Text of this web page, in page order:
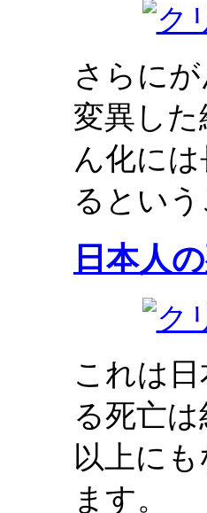
さらに
変異し
ん化に
るとい
日本人
これは
る死亡
以上に
ます。